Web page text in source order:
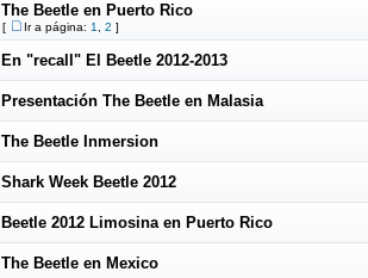
The Beetle en Puerto Rico
[ Ir a página: 1 2 ]
En "recall" El Beetle 2012-2013
Presentación The Beetle en Malasia
The Beetle Inmersion
Shark Week Beetle 2012
Beetle 2012 Limosina en Puerto Rico
The Beetle en Mexico